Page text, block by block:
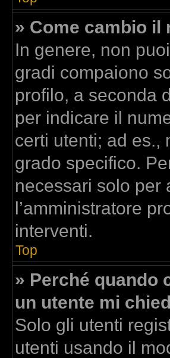
» Come cambio il
In genere, non
gradi compaiono
profilo, a seconda
per indicare il
certi utenti; ad es.,
grado specifico.
necessari solo per
l’amministratore
interventi.
Top
» Perché quando
un utente mi
Solo gli utenti
utenti usando il